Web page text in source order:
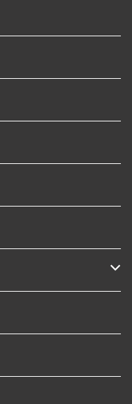
ルパーカー
ルパーカー